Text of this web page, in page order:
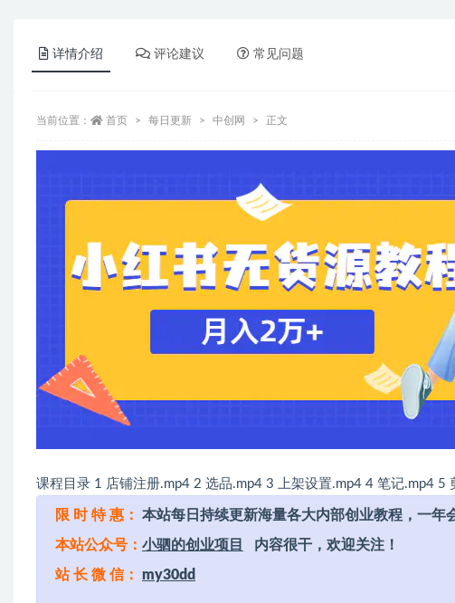
详情介绍 评论建议 常见问题
当前位置： 首页 每日更新 中创网 正文
课程目录 1 店铺注册.mp4 2 选品.mp4 3 上架设置.mp4 4 笔记.mp4 5
限 时 特 惠： 本站每日持续更新海量各大内部创业教程，一年
本站公众号： 小驷的创业项目 内容很干，欢迎关注！
站 长 微 信： my30dd